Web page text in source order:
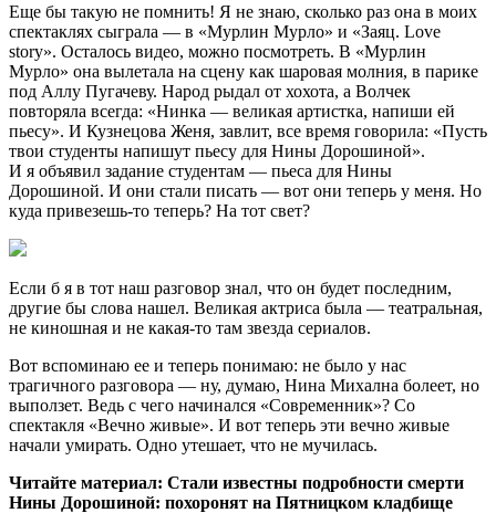
Еще бы такую не помнить! Я не знаю, сколько раз она в моих
спектаклях сыграла — в «Мурлин Мурло» и «Заяц. Love
story». Осталось видео, можно посмотреть. В «Мурлин
Мурло» она вылетала на сцену как шаровая молния, в парике
под Аллу Пугачеву. Народ рыдал от хохота, а Волчек
повторяла всегда: «Нинка — великая артистка, напиши ей
пьесу». И Кузнецова Женя, завлит, все время говорила: «Пусть
твои студенты напишут пьесу для Нины Дорошиной».
И я объявил задание студентам — пьеса для Нины
Дорошиной. И они стали писать — вот они теперь у меня. Но
куда привезешь-то теперь? На тот свет?
Если б я в тот наш разговор знал, что он будет последним,
другие бы слова нашел. Великая актриса была — театральная,
не киношная и не какая-то там звезда сериалов.
Вот вспоминаю ее и теперь понимаю: не было у нас
трагичного разговора — ну, думаю, Нина Михална болеет, но
выползет. Ведь с чего начинался «Современник»? Со
спектакля «Вечно живые». И вот теперь эти вечно живые
начали умирать. Одно утешает, что не мучилась.
Читайте материал: Стали известны подробности смерти
Нины Дорошиной: похоронят на Пятницком кладбище